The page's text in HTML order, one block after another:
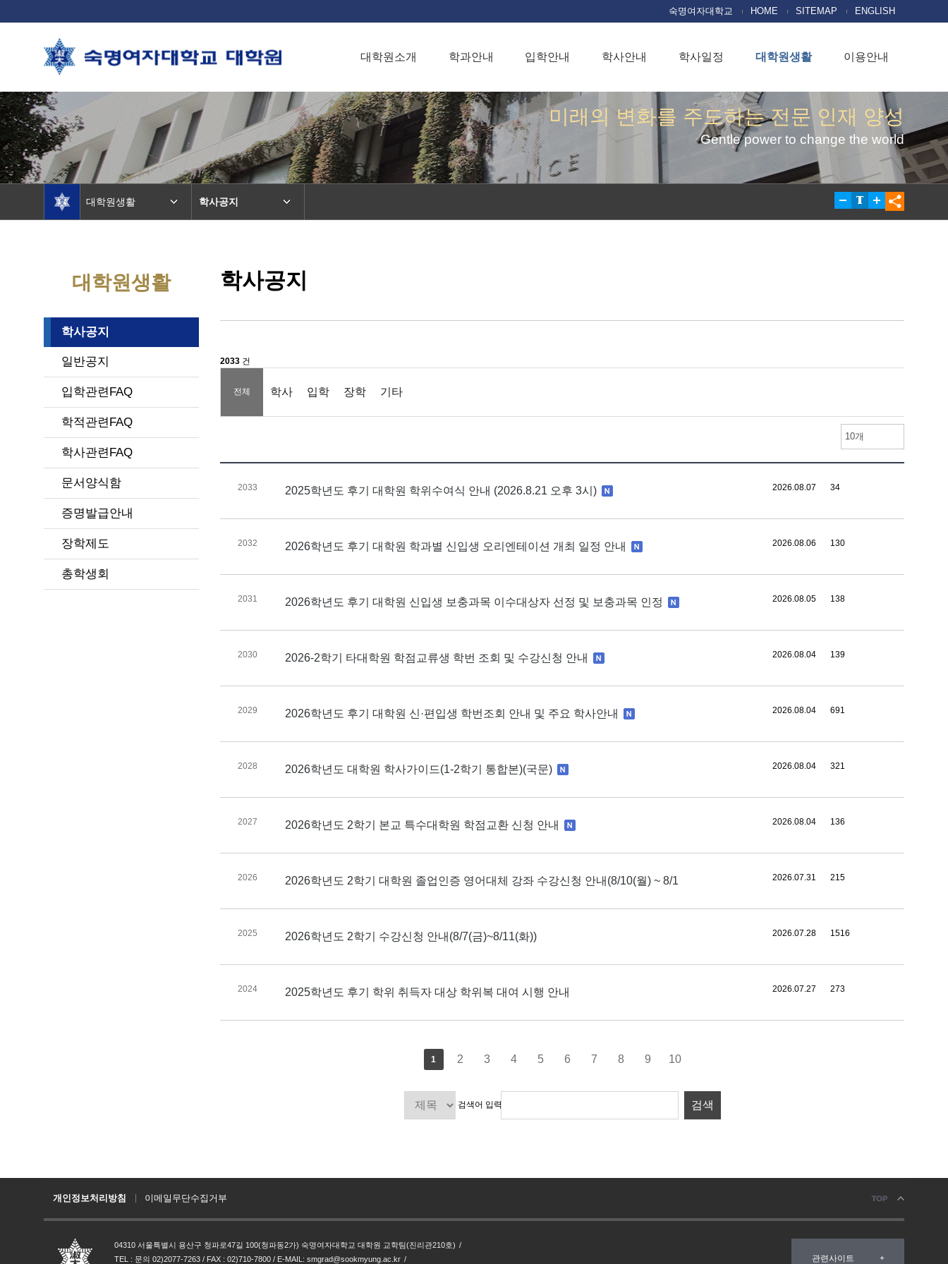
숙명여자대학교 HOME SITEMAP ENGLISH
대학원소개 학과안내 입학안내 학사안내 학사일정 대학원생활 이용안내
미래의 변화를 주도하는 전문 인재 양성
Gentle power to change the world
대학원생활 학사공지
대학원생활
학사공지
일반공지
입학관련FAQ
학적관련FAQ
학사관련FAQ
문서양식함
증명발급안내
장학제도
총학생회
학사공지
2033 건
전체 학사 입학 장학 기타
10개
2033 2025학년도 후기 대학원 학위수여식 안내 (2026.8.21 오후 3시) 2026.08.07 34
2032 2026학년도 후기 대학원 학과별 신입생 오리엔테이션 개최 일정 안내 2026.08.06 130
2031 2026학년도 후기 대학원 신입생 보충과목 이수대상자 선정 및 보충과목 인정 2026.08.05 138
2030 2026-2학기 타대학원 학점교류생 학번 조회 및 수강신청 안내 2026.08.04 139
2029 2026학년도 후기 대학원 신·편입생 학번조회 안내 및 주요 학사안내 2026.08.04 691
2028 2026학년도 대학원 학사가이드(1-2학기 통합본)(국문) 2026.08.04 321
2027 2026학년도 2학기 본교 특수대학원 학점교환 신청 안내 2026.08.04 136
2026 2026학년도 2학기 대학원 졸업인증 영어대체 강좌 수강신청 안내(8/10(월) ~ 8/1 2026.07.31 215
2025 2026학년도 2학기 수강신청 안내(8/7(금)~8/11(화)) 2026.07.28 1516
2024 2025학년도 후기 학위 취득자 대상 학위복 대여 시행 안내 2026.07.27 273
1 2 3 4 5 6 7 8 9 10
검색어 입력
개인정보처리방침 이메일무단수집거부
04310 서울특별시 용산구 청파로47길 100(청파동2가) 숙명여자대학교 대학원 교학팀(진리관210호)
TEL : 문의 02)2077-7263 / FAX : 02)710-7800 / E-MAIL: smgrad@sookmyung.ac.kr
관련사이트